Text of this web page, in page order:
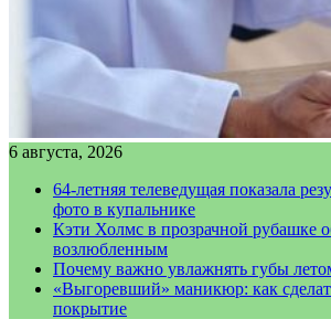
6 августа, 2026
64-летняя телеведущая показала
фото в купальнике
Кэти Холмс в прозрачной рубашке
возлюбленным
Почему важно увлажнять губы
«Выгоревший» маникюр: как
покрытие